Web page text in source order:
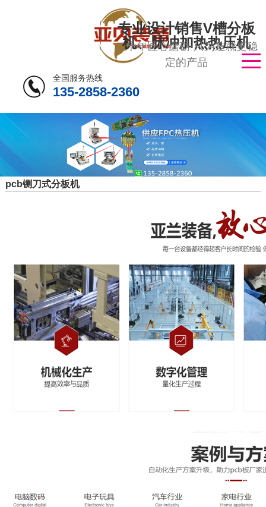
专业设计销售V槽分板
机、脉冲加热热压机
二十年匠心磨砺·只为造就更稳
定的产品
全国服务热线
135-2858-2360
pcb铡刀式分板机